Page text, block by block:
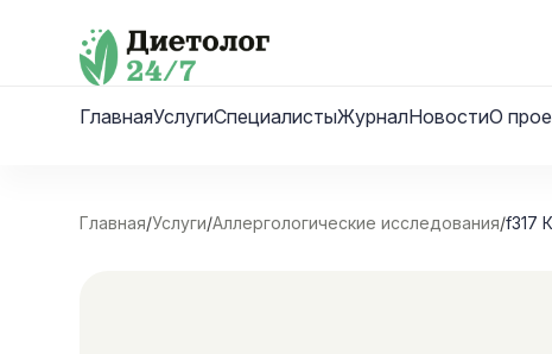
ГлавнаяУслугиСпециалистыЖурналНовостиО
Главная/Услуги/Аллергологические исследования/f317